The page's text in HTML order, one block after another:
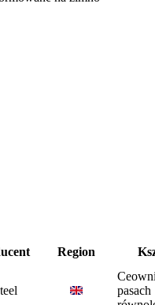
Region
pasach